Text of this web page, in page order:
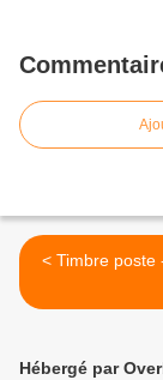
< Timbre
Hébergé par